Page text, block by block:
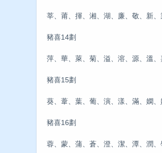
莘、莆、揮、湘、湖、廉、敬、新
豬喜14劃
萍、華、萊、菊、溢、溶、源、溫
豬喜15劃
葵、葦、葉、葡、演、漾、滿、嫻
豬喜16劃
蓉、蒙、蒲、蒼、澄、潔、潭、潤